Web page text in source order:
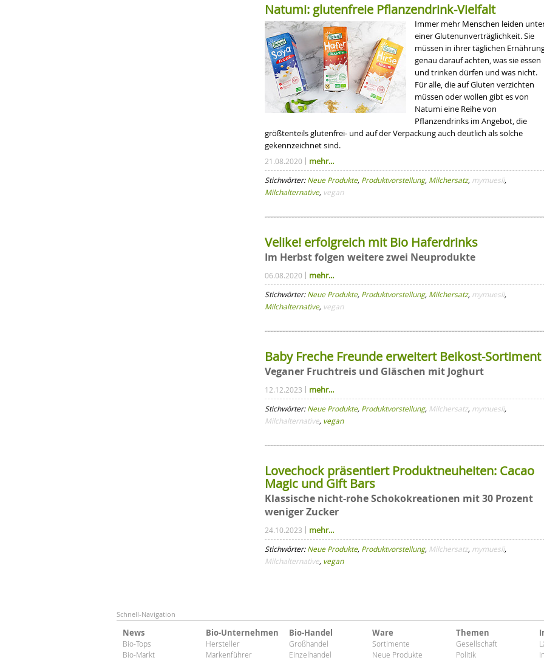
Natumi: glutenfreie Pflanzendrink-Vielfalt
Immer mehr Menschen leiden
einer Glutenunverträglichkeit. Sie
müssen in ihrer täglichen
genau darauf achten, was sie essen
und trinken dürfen und was nicht.
Für alle, die auf Gluten verzichten
müssen oder wollen gibt es von
Natumi eine Reihe von
Pflanzendrinks im Angebot, die
größtenteils glutenfrei- und auf der Verpackung auch deutlich als solche
gekennzeichnet sind.
21.08.2020 mehr...
Stichwörter:Neue Produkte, Produktvorstellung, Milchersatz, mymuesli,
Milchalternative, vegan
Velike! erfolgreich mit Bio Haferdrinks
Im Herbst folgen weitere zwei Neuprodukte
06.08.2020 mehr...
Stichwörter:Neue Produkte, Produktvorstellung, Milchersatz, mymuesli,
Milchalternative, vegan
Baby Freche Freunde erweitert Beikost-Sortiment
Veganer Fruchtreis und Gläschen mit Joghurt
12.12.2023 mehr...
Stichwörter:Neue Produkte, Produktvorstellung, Milchersatz, mymuesli,
Milchalternative, vegan
Lovechock präsentiert Produktneuheiten: Cacao
Magic und Gift Bars
Klassische nicht-rohe Schokokreationen mit 30 Prozent
weniger Zucker
24.10.2023 mehr...
Stichwörter:Neue Produkte, Produktvorstellung, Milchersatz, mymuesli,
Milchalternative, vegan
Schnell-Navigation
News
Bio-Tops
Bio-Markt
Bio-Unternehmen
Hersteller
Markenführer
Bio-Handel
Großhandel
Einzelhandel
Ware
Sortimente
Neue Produkte
Themen
Gesellschaft
Politik